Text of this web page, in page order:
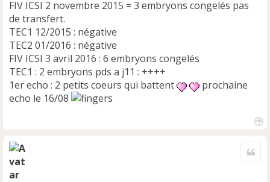
FIV ICSI 2 novembre 2015 = 3 embryons congelés pas
de transfert.
TEC1 12/2015 : négative
TEC2 01/2016 : négative
FIV ICSI 3 avril 2016 : 6 embryons congelés
TEC1 : 2 embryons pds a j11 : ++++
1er echo : 2 petits coeurs qui battent
prochaine
echo le 16/08